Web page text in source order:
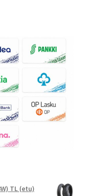
TL (etu)